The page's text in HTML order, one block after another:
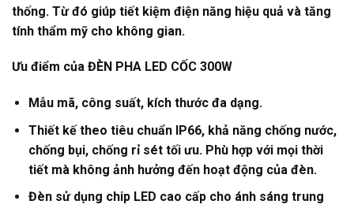
thống. Từ đó giúp tiết kiệm điện năng hiệu quả và tăng
tính thẩm mỹ cho không gian.
Ưu điểm của ĐÈN PHA LED CỐC 300W
Mẫu mã, công suất, kích thước đa dạng.
Thiết kế theo tiêu chuẩn IP66, khả năng chống nước,
chống bụi, chống rỉ sét tối ưu. Phù hợp với mọi thời
tiết mà không ảnh hưởng đến hoạt động của đèn.
Đèn sử dụng chip LED cao cấp cho ánh sáng trung